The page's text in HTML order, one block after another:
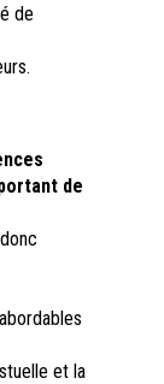
de
de
et la